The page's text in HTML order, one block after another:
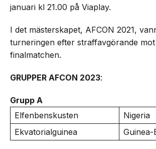
januari kl 21.00 på Viaplay.
I det mästerskapet, AFCON 2021,
turneringen efter straffavgörande
finalmatchen.
GRUPPER AFCON 2023:
Grupp A
Elfenbenskusten
Nigeria
Ekvatorialguinea
Guinea-